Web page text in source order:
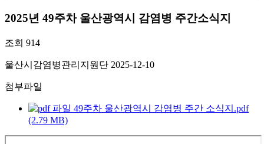
2025년 49주차 울산광역시 감염병 주간소식지
조회 914
울산시감염병관리지원단 2025-12-10
첨부파일
49주차 울산광역시 감염병 주간 소식지.pdf
(2.79 MB)